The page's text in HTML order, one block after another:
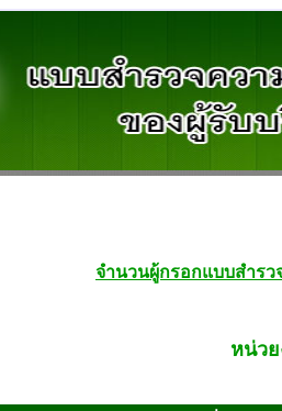
จำนวนผู้กรอกแบบสำร
หน่ว